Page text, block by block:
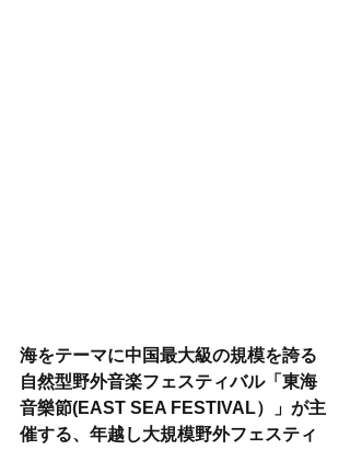
海をテーマに中国最大級の規模を誇る
自然型野外音楽フェスティバル「東海
音樂節(EAST SEA FESTIVAL）」が主
催する、年越し大規模野外フェスティ